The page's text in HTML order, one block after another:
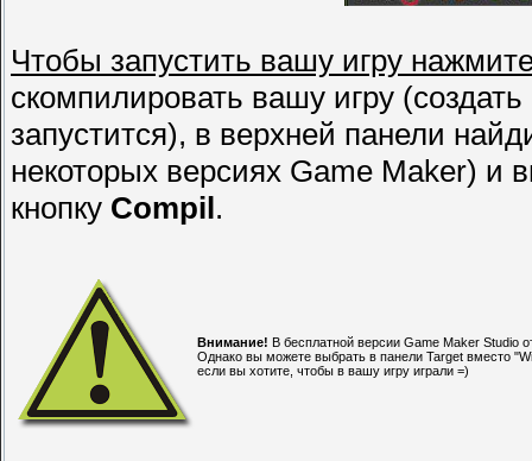
Чтобы запустить вашу игру
скомпилировать вашу игру
запустится), в верхней панели
некоторых версиях Game Maker) и
кнопку Compil.
Внимание! В бесплатной версии Game Maker Studio
Однако вы можете выбрать в панели Target вместо
если вы хотите, чтобы в вашу игру играли =)